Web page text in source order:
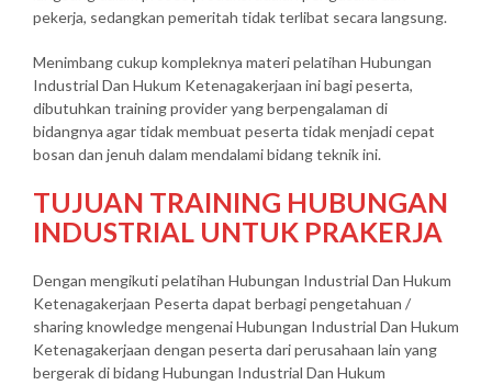
pekerja, sedangkan pemeritah tidak terlibat secara langsung.
Menimbang cukup kompleknya materi pelatihan Hubungan
Industrial Dan Hukum Ketenagakerjaan ini bagi peserta,
dibutuhkan training provider yang berpengalaman di
bidangnya agar tidak membuat peserta tidak menjadi cepat
bosan dan jenuh dalam mendalami bidang teknik ini.
TUJUAN TRAINING HUBUNGAN
INDUSTRIAL UNTUK PRAKERJA
Dengan mengikuti pelatihan Hubungan Industrial Dan Hukum
Ketenagakerjaan Peserta dapat berbagi pengetahuan /
sharing knowledge mengenai Hubungan Industrial Dan Hukum
Ketenagakerjaan dengan peserta dari perusahaan lain yang
bergerak di bidang Hubungan Industrial Dan Hukum